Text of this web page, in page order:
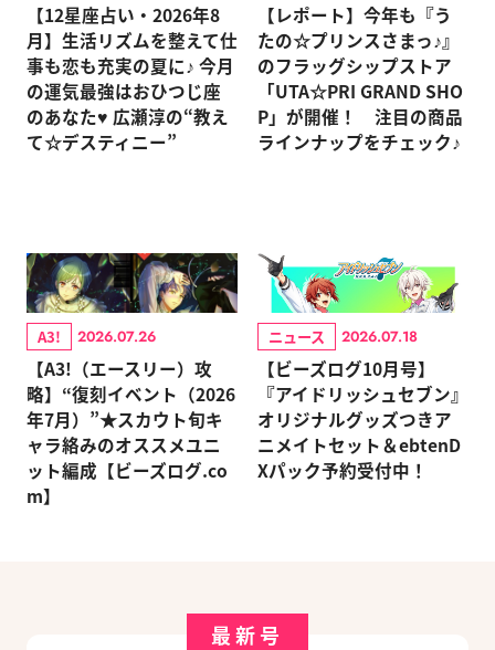
【12星座占い・2026年8
月】生活リズムを整えて仕
事も恋も充実の夏に♪ 今月
の運気最強はおひつじ座
のあなた♥ 広瀬淳の“教え
て☆デスティニー”
【レポート】今年も『う
たの☆プリンスさまっ♪』
のフラッグシップストア
「UTA☆PRI GRAND SHO
P」が開催！ 注目の商品
ラインナップをチェック♪
A3! 2026.07.26
【A3!（エースリー）攻
略】“復刻イベント（2026
年7月）”★スカウト旬キ
ャラ絡みのオススメユニ
ット編成【ビーズログ.co
m】
ニュース 2026.07.18
【ビーズログ10月号】
『アイドリッシュセブン』
オリジナルグッズつきア
ニメイトセット＆ebtenD
Xパック予約受付中！
最新号